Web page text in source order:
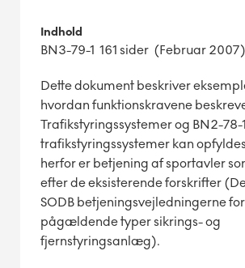
Indhold
BN3-79-1 161 sider (Februar 2007)
Dette dokument beskriver
hvordan funktionskravene
Trafikstyringssystemer og BN2-78-
trafikstyringssystemer kan
herfor er betjening af sportavler
efter de eksisterende forskrifter
SODB betjeningsvejledningerne
pågældende typer sikrings- og
fjernstyringsanlæg).